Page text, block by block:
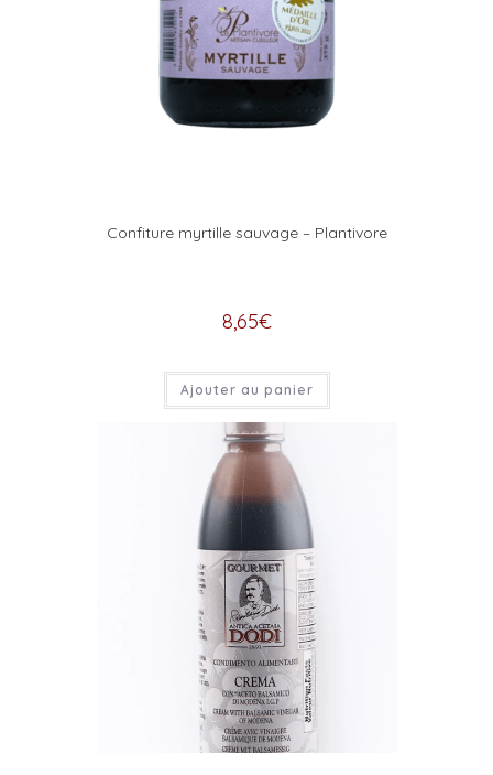
Confiture myrtille sauvage – Plantivore
8,65€
Ajouter au panier